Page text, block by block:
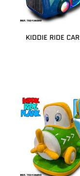
KIDDIE RIDE CAR